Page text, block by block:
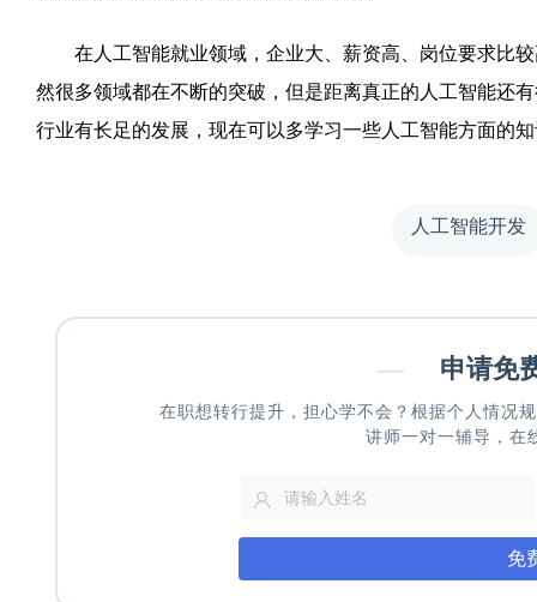
在人工智能就业领域，企业大、薪资高、岗位要求比较
然很多领域都在不断的突破，但是距离真正的人工智能还
行业有长足的发展，现在可以多学习一些人工智能方面的
人工智能开发
— 申请免
在职想转行提升，担心学不会？根据个人情况
讲师一对一辅导，在
免